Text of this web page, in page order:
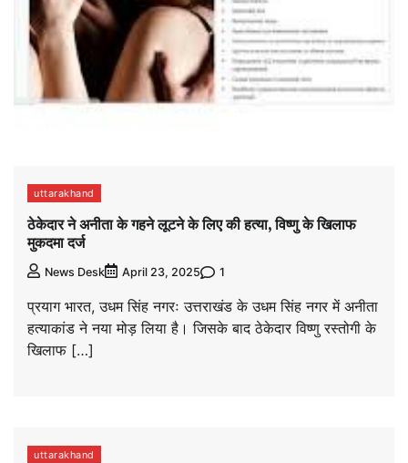
uttarakhand
ठेकेदार ने अनीता के गहने लूटने के लिए की हत्या, विष्णु के खिलाफ
मुकदमा दर्ज
News Desk April 23, 2025 1
प्रयाग भारत, उधम सिंह नगरः उत्तराखंड के उधम सिंह नगर में अनीता
हत्याकांड ने नया मोड़ लिया है। जिसके बाद ठेकेदार विष्णु रस्तोगी के
खिलाफ […]
uttarakhand